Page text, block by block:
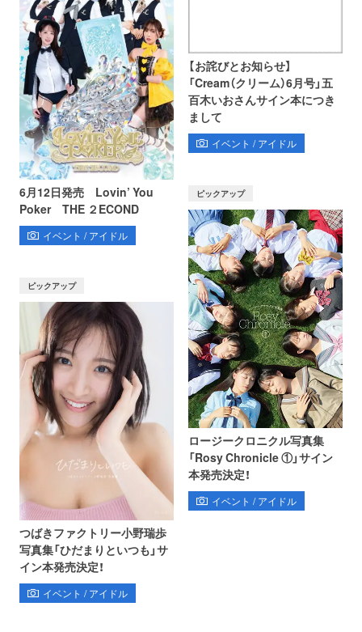
6月12日発売 Lovin’ You
Poker THE ２ECOND
イベント / アイドル
【お詫びとお知らせ】
「Cream（クリーム）6月号」五
百木いおさんサイン本につき
まして
イベント / アイドル
ピックアップ
つばきファクトリー小野瑞歩
写真集「ひだまりといつも」サ
イン本発売決定！
イベント / アイドル
ピックアップ
ロージークロニクル写真集
「Rosy Chronicle ①」サイン
本発売決定！
イベント / アイドル